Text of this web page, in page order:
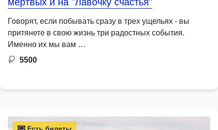
Говорят, если побывать сразу в трех ущельях - вы
притянете в свою жизнь три радостных события.
Именно их мы вам …
5500
Есть билеты